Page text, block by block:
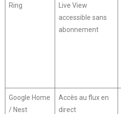
Ring
Live View
accessible sans
abonnement
Google Home
/ Nest
Accès au flux en
direct